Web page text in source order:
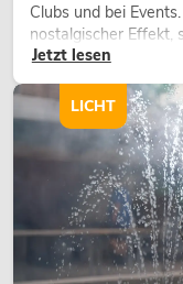
Clubs und bei
nostalgischer Effekt,
Gestaltungsmittel:
wirken lassen.
Jetzt lesen
LICHT